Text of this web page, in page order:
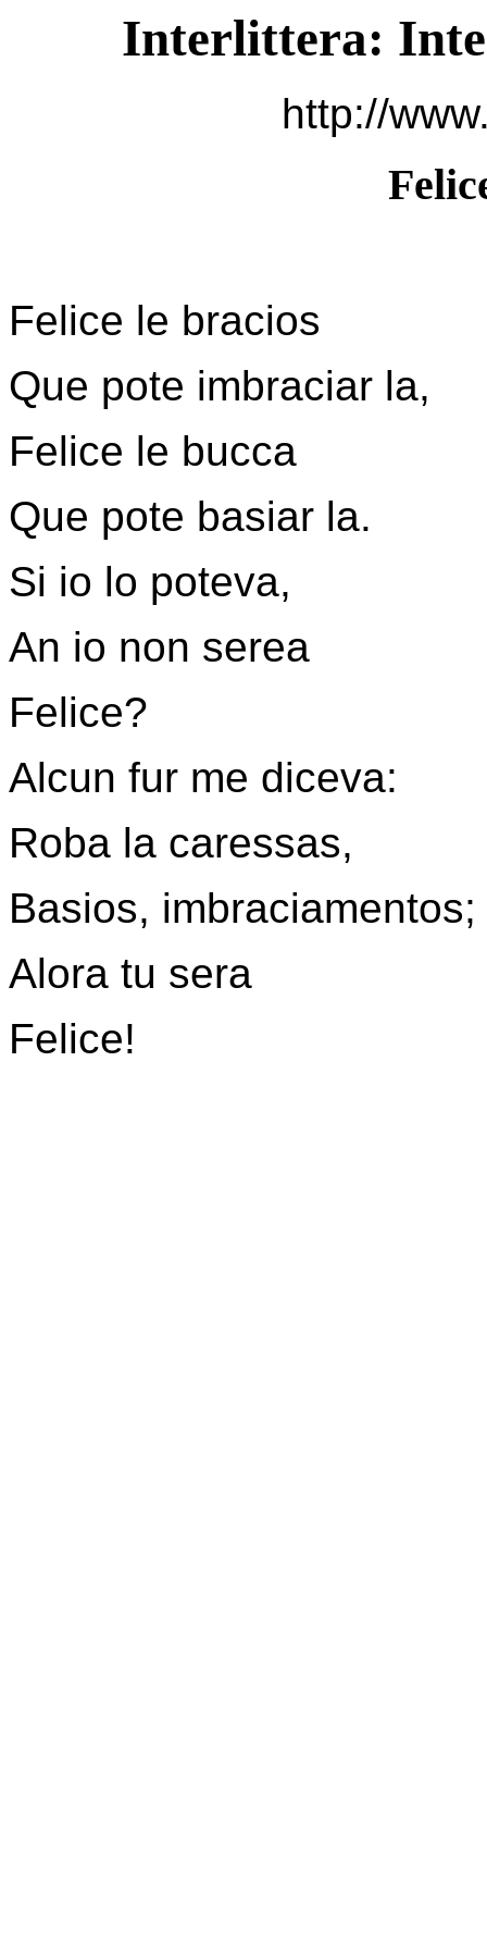
Interlittera:
http://
Felice le bracios
Que pote imbraciar la,
Felice le bucca
Que pote basiar la.
Si io lo poteva,
An io non serea
Felice?
Alcun fur me diceva:
Roba la caressas,
Basios, imbraciamentos;
Alora tu sera
Felice!